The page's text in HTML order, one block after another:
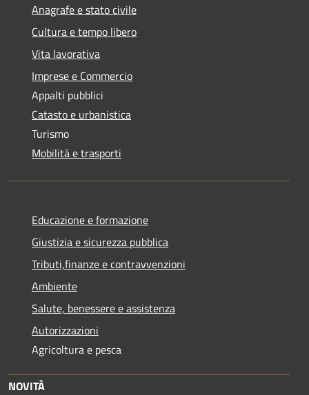
Anagrafe e stato civile
Cultura e tempo libero
Vita lavorativa
Imprese e Commercio
Appalti pubblici
Catasto e urbanistica
Turismo
Mobilità e trasporti
Educazione e formazione
Giustizia e sicurezza pubblica
Tributi,finanze e contravvenzioni
Ambiente
Salute, benessere e assistenza
Autorizzazioni
Agricoltura e pesca
NOVITÀ